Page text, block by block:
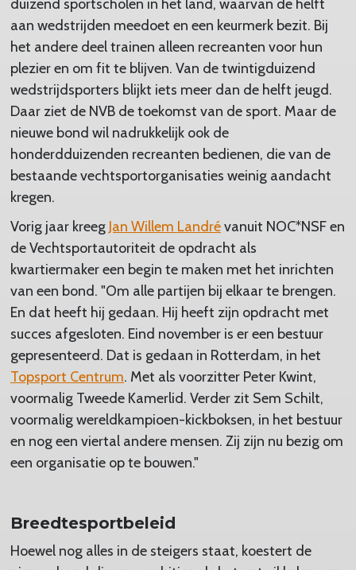
duizend sportscholen in het land, waarvan de helft
aan wedstrijden meedoet en een keurmerk bezit. Bij
het andere deel trainen alleen recreanten voor hun
plezier en om fit te blijven. Van de twintigduizend
wedstrijdsporters blijkt iets meer dan de helft jeugd.
Daar ziet de NVB de toekomst van de sport. Maar de
nieuwe bond wil nadrukkelijk ook de
honderdduizenden recreanten bedienen, die van de
bestaande vechtsportorganisaties weinig aandacht
kregen.
Vorig jaar kreeg Jan Willem Landrévanuit NOC*NSF en
de Vechtsportautoriteit de opdracht als
kwartiermaker een begin te maken met het inrichten
van een bond. "Om alle partijen bij elkaar te brengen.
En dat heeft hij gedaan. Hij heeft zijn opdracht met
succes afgesloten. Eind november is er een bestuur
gepresenteerd. Dat is gedaan in Rotterdam, in het
Topsport Centrum. Met als voorzitter Peter Kwint,
voormalig Tweede Kamerlid. Verder zit Sem Schilt,
voormalig wereldkampioen-kickboksen, in het bestuur
en nog een viertal andere mensen. Zij zijn nu bezig om
een organisatie op te bouwen."
Breedtesportbeleid
Hoewel nog alles in de steigers staat, koestert de